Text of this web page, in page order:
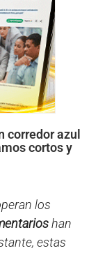
corredor azul
cortos y
los
han
estas